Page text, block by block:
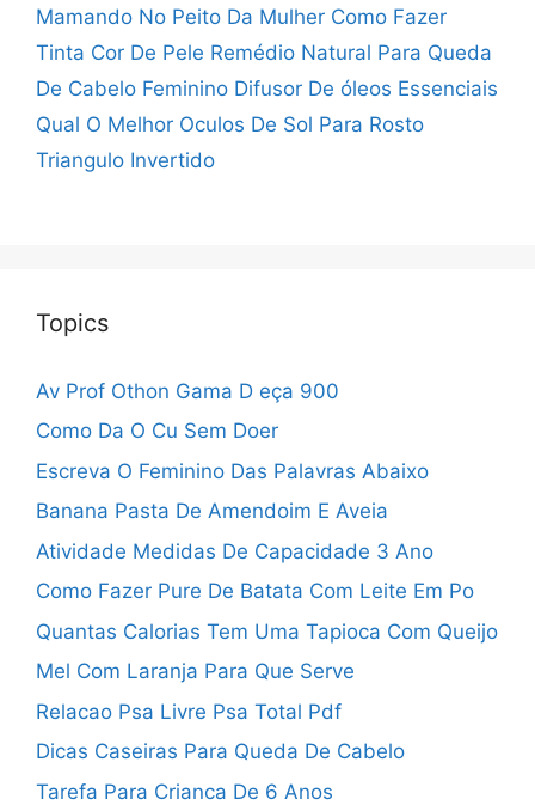
Mamando No Peito Da Mulher Como Fazer
Tinta Cor De Pele Remédio Natural Para Queda
De Cabelo Feminino Difusor De óleos Essenciais
Qual O Melhor Oculos De Sol Para Rosto
Triangulo Invertido
Topics
Av Prof Othon Gama D eça 900
Como Da O Cu Sem Doer
Escreva O Feminino Das Palavras Abaixo
Banana Pasta De Amendoim E Aveia
Atividade Medidas De Capacidade 3 Ano
Como Fazer Pure De Batata Com Leite Em Po
Quantas Calorias Tem Uma Tapioca Com Queijo
Mel Com Laranja Para Que Serve
Relacao Psa Livre Psa Total Pdf
Dicas Caseiras Para Queda De Cabelo
Tarefa Para Crianca De 6 Anos